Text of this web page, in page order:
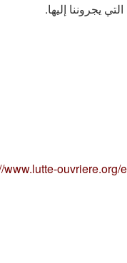
يجروننا إليها.
www.lutte-